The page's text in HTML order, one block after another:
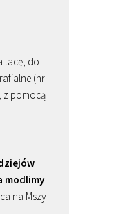
tacę, do
(nr
z pomocą
modlimy
na Mszy